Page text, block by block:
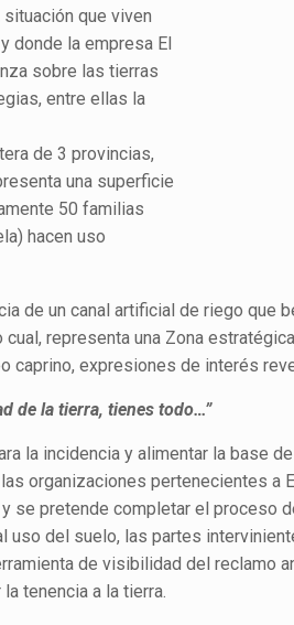
que viven
donde la empresa El
sobre las tierras
entre ellas la
de 3 provincias,
una superficie
50 familias
hacen uso
de un canal artificial de riego que
representa una Zona
caprino, expresiones de interés
de la tierra, tienes todo…”
la incidencia y alimentar la base
organizaciones pertenecientes a
se pretende completar el proceso
uso del suelo, las partes
de visibilidad del reclamo
tenencia a la tierra.